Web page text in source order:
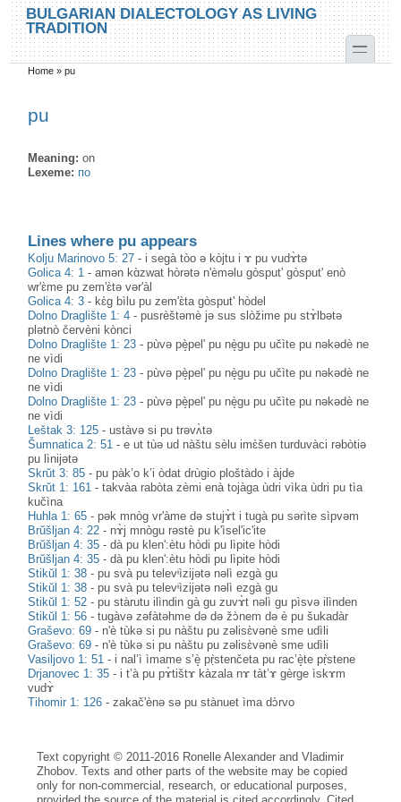
Skip to main content
Skip to search
BULGARIAN DIALECTOLOGY AS LIVING
TRADITION
toggle
You are here
Home »pu
pu
Meaning:on
Lexeme: по
Lines where pu appears
Kolju Marinovo 5: 27 - i segà tòo ə kòjtu i ɤ pu vudɤ̀tə
Golica 4: 1 -amən kɑ̀zwat hòrətə n'èməlu gòsput' gòsput' enò
wr'ɛ̀me pu zem'ɛ̀tə vər'àl
Golica 4: 3 - kɛ̀g bìlu pu zem'ɛ̀ta gòsput' hòdel
Dolno Draglište 1: 4 -pusrèštəmè jə sus slòžime pu stɤ̀lbətə
plətnò červèni kònci
Dolno Draglište 1: 23 -pùvə pè̝pel' pu nè̝gu pu učìte pu nəkədè ne
ne vìdi
Dolno Draglište 1: 23 -pùvə pè̝pel' pu nè̝gu pu učìte pu nəkədè ne
ne vìdi
Dolno Draglište 1: 23 -pùvə pè̝pel' pu nè̝gu pu učìte pu nəkədè ne
ne vìdi
Leštak 3: 125 -ustàvə si pu trəvʌ̀tə
Šumnatica 2: 51 -e ut tùə ud nàštu sèlu imɛ̀šen turduvàci rəbòtiə
pu lìnijətə
Skrŭt 3: 85 -pu pàk’o k’i òdat drùgio ploštàdo i àjde
Skrŭt 1: 161 -takvàa rabòta zèmi enà tojàga ùdri vìka ùdri pu tìa
kučìna
Huhla 1: 65 -pək mnòg vr'àme də stujɤ̀t i tugà pu sərìte sìpvəm
Brŭšljan 4: 22 - nɤ̀j mnògu rəstè pu k'ìsel'ic'ite
Brŭšljan 4: 35 -dà pu klen':ètu hòdi pu lìpite hòdi
Brŭšljan 4: 35 -dà pu klen':ètu hòdi pu lìpite hòdi
Stikŭl 1: 38 -pu svà pu televᶤìzijətə nəlì ezgà gu
Stikŭl 1: 38 -pu svà pu televᶤìzijətə nəlì ezgà gu
Stikŭl 1: 52 -pu stàrutu ilìndin gà gu zuvɤ̀t nəlì gu pìsvə ilìnden
Stikŭl 1: 56 -tugàvə zəfàtəhme də də žɔ̀nem də è pu šukadàr
Graševo: 69 - n'è tùkə si pu nàštu pu zəlisɛ̀vənè sme udìli
Graševo: 69 - n'è tùkə si pu nàštu pu zəlisɛ̀vənè sme udìli
Vasiljovo 1: 51 - i nal’ì ìmame s’è̝ pṛ̀stenčeta pu rac’è̝te pṛ̀stene
Drjanovec 1: 35 - i t’à pu pɤ̀tištɤ kàzala nɤ tàt’ɤ gèrge ìskɤm
vudɤ̀
Tihomir 1: 126 -zakač'ènə sə pu stànuet ìma dɔ̀rvo
Text copyright © 2011-2016 Ronelle Alexander and Vladimir
Zhobov. Texts and other parts of the website may be copied
only for non-commercial, research, or educational purposes,